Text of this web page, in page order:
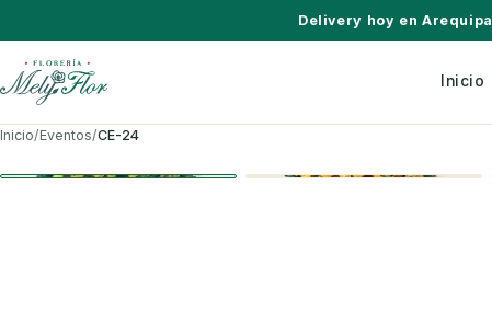
Delivery hoy en Arequipa
Inicio
Inicio/Eventos/CE-24